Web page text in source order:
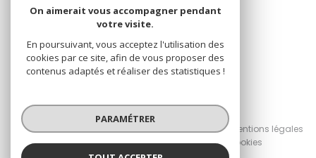
© 2026 | Tous droits réservés
Nos honoraires
Nos partenaires
Mentions légales
Admin
Politique RGPD Cookies
On aimerait vous accompagner pendant
votre visite.
En poursuivant, vous acceptez l'utilisation des
cookies par ce site, afin de vous proposer des
contenus adaptés et réaliser des statistiques !
PARAMÉTRER